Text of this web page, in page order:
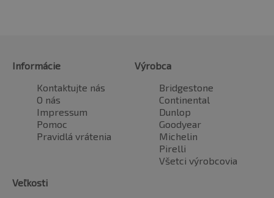
Informácie
Kontaktujte nás
O nás
Impressum
Pomoc
Pravidlá vrátenia
Výrobca
Bridgestone
Continental
Dunlop
Goodyear
Michelin
Pirelli
Všetci výrobcovia
Veľkosti